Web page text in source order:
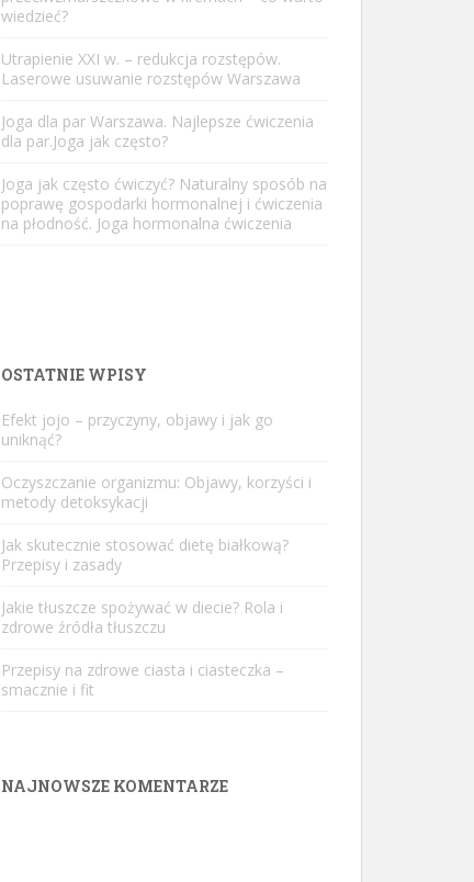
wiedzieć?
Utrapienie XXI w. – redukcja rozstępów.
Laserowe usuwanie rozstępów Warszawa
Joga dla par Warszawa. Najlepsze ćwiczenia
dla par.Joga jak często?
Joga jak często ćwiczyć? Naturalny sposób na
poprawę gospodarki hormonalnej i ćwiczenia
na płodność. Joga hormonalna ćwiczenia
OSTATNIE WPISY
Efekt jojo – przyczyny, objawy i jak go
uniknąć?
Oczyszczanie organizmu: Objawy, korzyści i
metody detoksykacji
Jak skutecznie stosować dietę białkową?
Przepisy i zasady
Jakie tłuszcze spożywać w diecie? Rola i
zdrowe źródła tłuszczu
Przepisy na zdrowe ciasta i ciasteczka –
smacznie i fit
NAJNOWSZE KOMENTARZE